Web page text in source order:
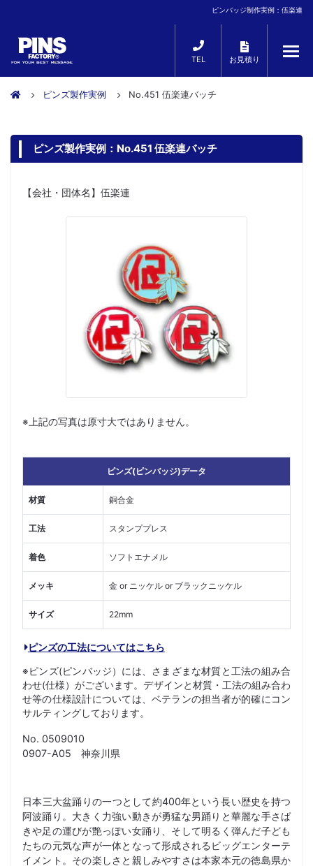
ピンバッジ制作実例：伍楽連
TEL お見積り
ピンズ製作実例 No.451 伍楽連バッチ
ピンズ製作実例：No.451 伍楽連バッチ
【会社・団体名】伍楽連
※上記の写真は原寸大ではありません。
ピンズ(ピンバッジ)データ
材質 銅合金
工法 スタンププレス
着色 ソフトエナメル
メッキ 金 or ニッケル or ブラックニッケル
サイズ 22mm
ピンズの工法についてはこちら
※ピンズ(ピンバッジ）には、さまざまな材質と工法の組み合
わせ(仕様）がございます。デザインと材質・工法の組み合わ
せ等の仕様設計については、ベテランの担当者が的確にコン
サルティングしております。
No. 0509010
0907-A05 神奈川県
日本三大盆踊りの一つとして約400年という長い歴史を持つ
阿波踊り。大きく力強い動きが勇猛な男踊りと華麗な手さば
きや足の運びが艶っぽい女踊り、そして明るく弾んだ子ども
たちの元気な声が一体となって形成されるビッグエンターテ
イメント。その楽しさと親しみやすさは本家本元の徳島県か